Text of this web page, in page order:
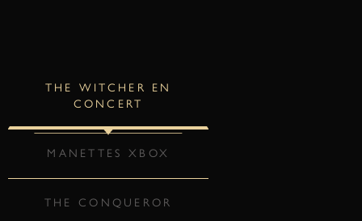
THE WITCHER EN
CONCERT
MANETTES XBOX
THE CONQUEROR